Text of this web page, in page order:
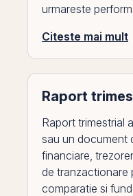
urmareste
Citeste mai mult
Raport
Raport trimestrial
sau un document
financiare,
de tranzactionare
comparatie si